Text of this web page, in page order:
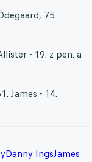
75.
- 19. z pen. a
James - 14.
Danny IngsJames